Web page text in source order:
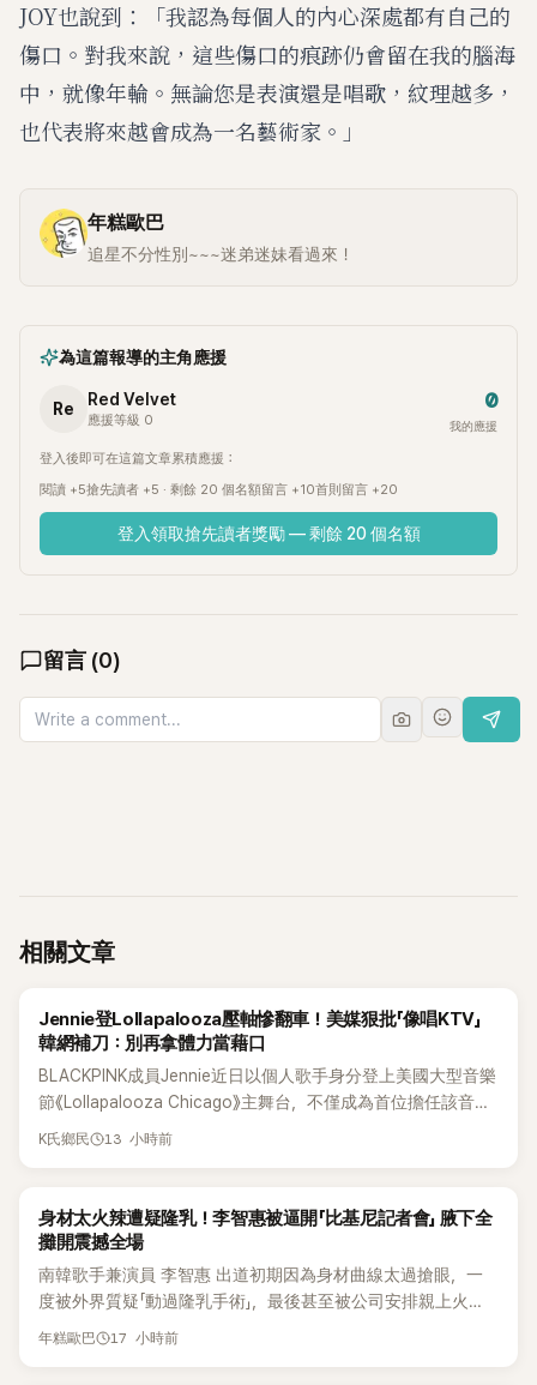
JOY也說到：「我認為每個人的內心深處都有自己的
傷口。對我來說，這些傷口的痕跡仍會留在我的腦海
中，就像年輪。無論您是表演還是唱歌，紋理越多，
也代表將來越會成為一名藝術家。」
年糕歐巴
追星不分性別~~~迷弟迷妹看過來！
為這篇報導的主角應援
Re Red Velvet
應援等級 0
0
我的應援
登入後即可在這篇文章累積應援：
閱讀 +5搶先讀者 +5 · 剩餘 20 個名額留言 +10首則留言 +20
登入領取搶先讀者獎勵 — 剩餘 20 個名額
留言 (0)
相關文章
K-POP
Jennie登Lollapalooza壓軸慘翻車！美媒狠批「像唱KTV」
韓網補刀：別再拿體力當藉口
BLACKPINK成員Jennie近日以個人歌手身分登上美國大型音樂
節《Lollapalooza Chicago》主舞台，不僅成為首位擔任該音樂
節Headliner（壓軸主秀）的K-POP女SOLO歌手，寫下全新紀
形容整場演出「就像一場豪華KTV」。
K氏鄉民 13 小時前
K-POP
身材太火辣遭疑隆乳！李智惠被逼開「比基尼記者會」 腋下全
攤開震撼全場
南韓歌手兼演員 李智惠 出道初期因為身材曲線太過搶眼，一
度被外界質疑「動過隆乳手術」，最後甚至被公司安排親上火
線，召開前所未見的「泳裝記者會」澄清。這場記者會後來還被
年糕歐巴 17 小時前